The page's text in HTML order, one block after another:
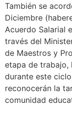
También se
Diciembre
Acuerdo Salarial
través del
de Maestros y
etapa de trabajo,
durante este
reconocerán la
comunidad